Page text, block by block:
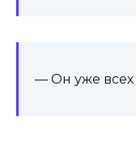
— Он уже всех